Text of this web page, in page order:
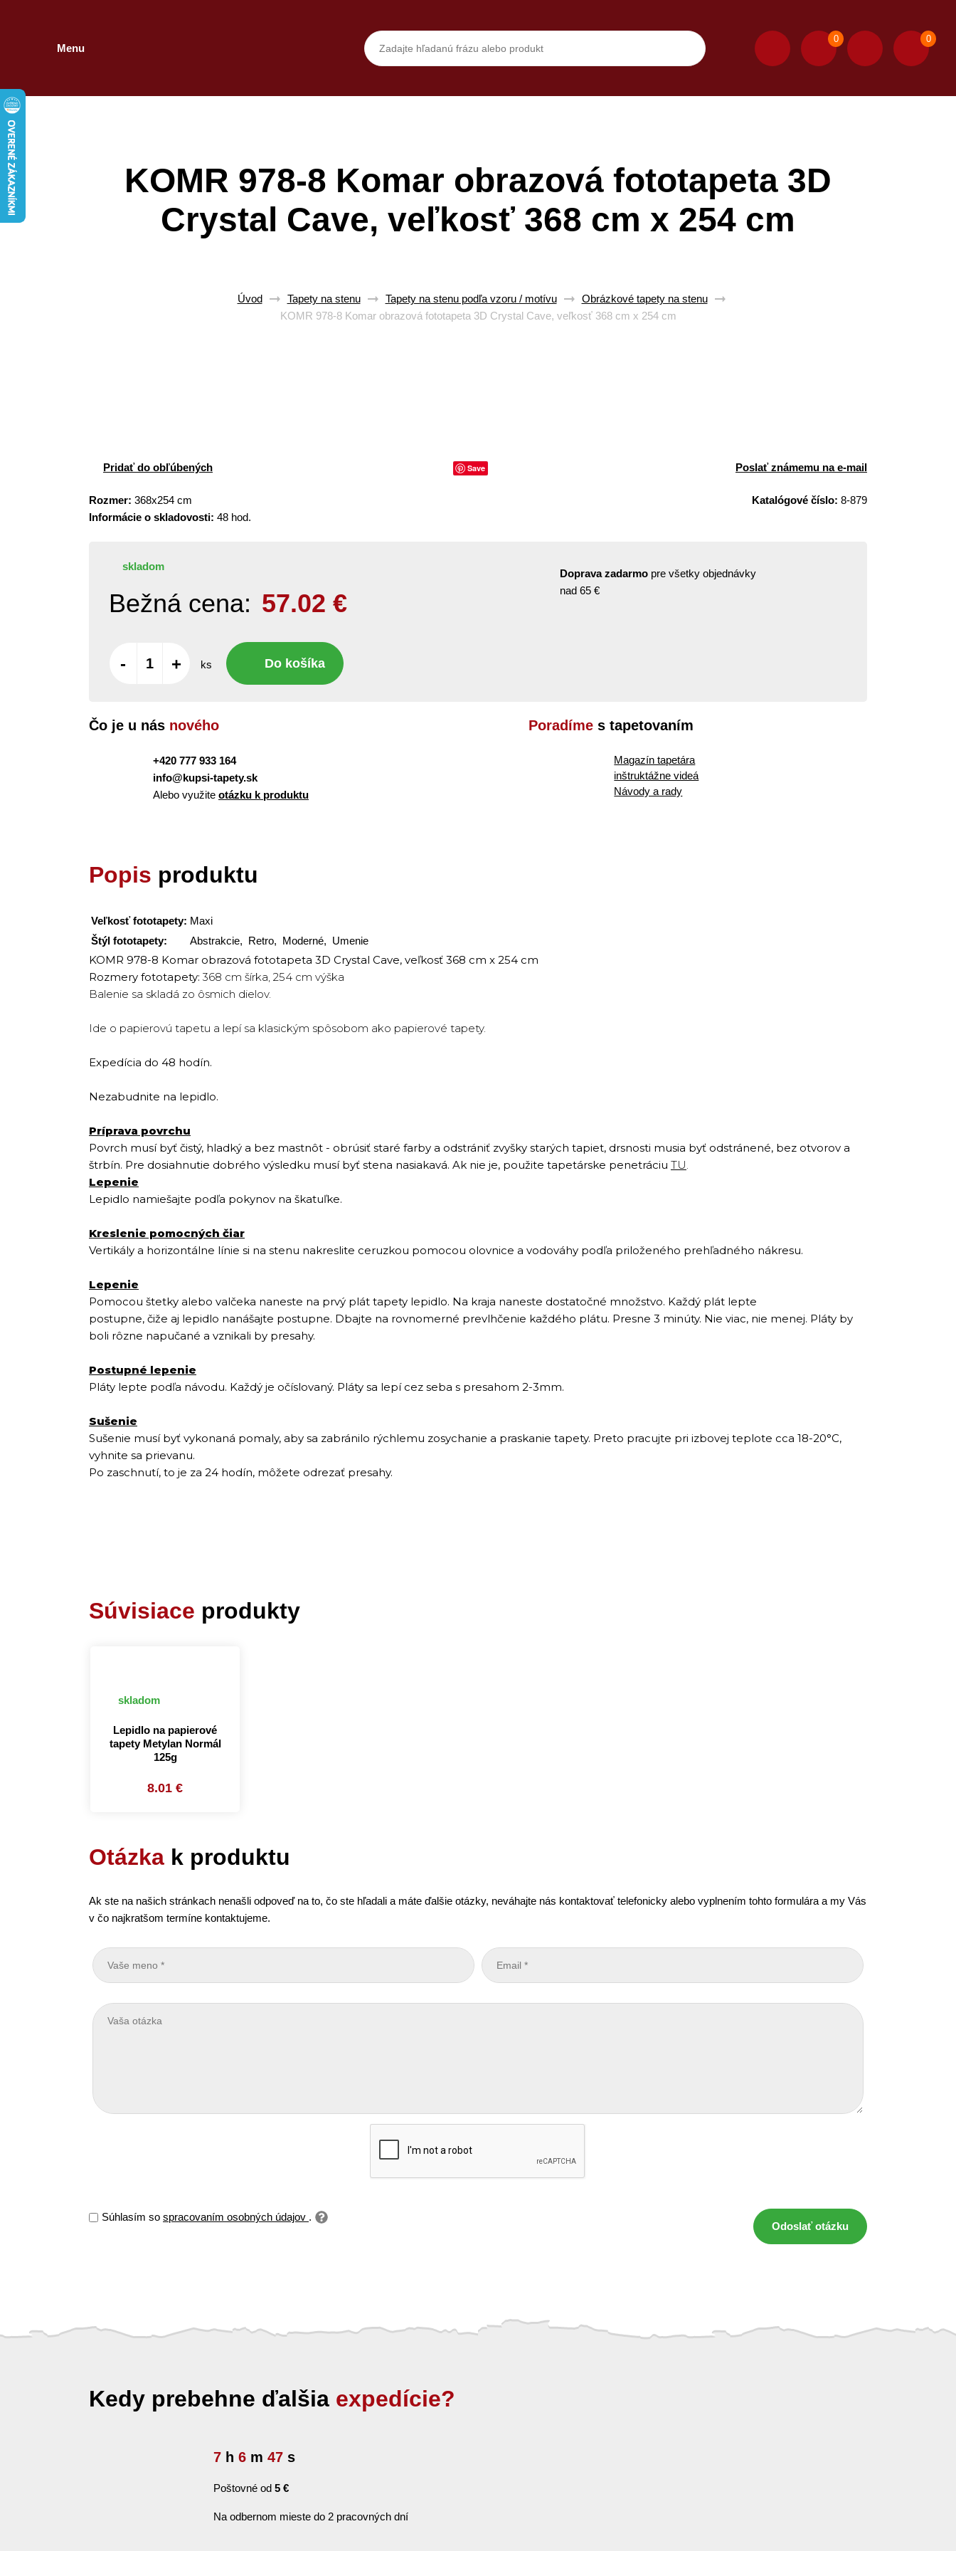
Menu
0 0
KOMR 978-8 Komar obrazová fototapeta 3D
Crystal Cave, veľkosť 368 cm x 254 cm
Úvod Tapety na stenu Tapety na stenu podľa vzoru / motívu
Obrázkové tapety na stenu
KOMR 978-8 Komar obrazová fototapeta 3D Crystal Cave, veľkosť 368 cm x 254 cm
Pridať do obľúbených Save Poslať známemu na e-mail
Rozmer: 368x254 cm Katalógové číslo: 8-879
Informácie o skladovosti: 48 hod.
skladom
Bežná cena: 57.02 €
- + ks Do košíka
Doprava zadarmo pre všetky objednávky
nad 65 €
Čo je u nás nového
+420 777 933 164
info@kupsi-tapety.sk
Alebo využite otázku k produktu
Poradíme s tapetovaním
Magazín tapetára
inštruktážne videá
Návody a rady
Popis produktu
Veľkosť fototapety: Maxi
Štýl fototapety:
Abstrakcie, Retro, Moderné, Umenie
KOMR 978-8 Komar obrazová fototapeta 3D Crystal Cave, veľkosť 368 cm x 254 cm
Rozmery fototapety: 368 cm šírka, 254 cm výška
Balenie sa skladá zo ôsmich dielov.
Ide o papierovú tapetu a lepí sa klasickým spôsobom ako papierové tapety.
Expedícia do 48 hodín.
Nezabudnite na lepidlo.
Príprava povrchu
Povrch musí byť čistý, hladký a bez mastnôt - obrúsiť staré farby a odstrániť zvyšky starých tapiet, drsnosti musia byť odstránené, bez otvorov a
štrbín. Pre dosiahnutie dobrého výsledku musí byť stena nasiakavá. Ak nie je, použite tapetárske penetráciu TU.
Lepenie
Lepidlo namiešajte podľa pokynov na škatuľke.
Kreslenie pomocných čiar
Vertikály a horizontálne línie si na stenu nakreslite ceruzkou pomocou olovnice a vodováhy podľa priloženého prehľadného nákresu.
Lepenie
Pomocou štetky alebo valčeka naneste na prvý plát tapety lepidlo. Na kraja naneste dostatočné množstvo. Každý plát lepte
postupne, čiže aj lepidlo nanášajte postupne. Dbajte na rovnomerné prevlhčenie každého plátu. Presne 3 minúty. Nie viac, nie menej. Pláty by
boli rôzne napučané a vznikali by presahy.
Postupné lepenie
Pláty lepte podľa návodu. Každý je očíslovaný. Pláty sa lepí cez seba s presahom 2-3mm.
Sušenie
Sušenie musí byť vykonaná pomaly, aby sa zabránilo rýchlemu zosychanie a praskanie tapety. Preto pracujte pri izbovej teplote cca 18-20°C,
vyhnite sa prievanu.
Po zaschnutí, to je za 24 hodín, môžete odrezať presahy.
Súvisiace produkty
skladom
Lepidlo na papierové
tapety Metylan Normál
125g
8.01 €
Otázka k produktu
Ak ste na našich stránkach nenašli odpoveď na to, čo ste hľadali a máte ďalšie otázky, neváhajte nás kontaktovať telefonicky alebo vyplnením tohto formulára a my Vás
v čo najkratšom termíne kontaktujeme.
Súhlasím so spracovaním osobných údajov .
Odoslať otázku
Kedy prebehne ďalšia expedície?
7 h 6 m 46 s
Poštovné od 5 €
Na odbernom mieste do 2 pracovných dní